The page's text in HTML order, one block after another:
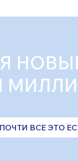
ПОЧТИ ВСЕ ЭТО